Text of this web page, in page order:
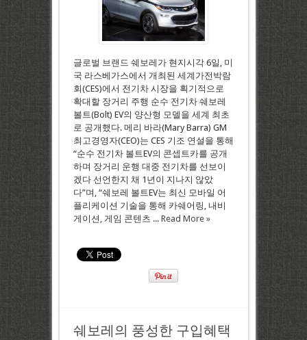
글로벌 브랜드 쉐보레가 현지시각 6일, 미
국 라스베가스에서 개최된 세계가전박람
회(CES)에서 전기차 시장을 획기적으로
확대할 장거리 주행 순수 전기차 쉐보레
볼트(Bolt) EV의 양산형 모델을 세계 최초
로 공개했다. 메리 바라(Mary Barra) GM
최고경영자(CEO)는 CES 기조 연설을 통해
“순수 전기차 볼트EV의 콘셉트카를 공개
하며 장거리 운행 대중 전기차를 선보이
겠다 선언한지 채 1년이 지나지 않았
다”며, “쉐보레 볼트EV는 최신 모바일 어
플리케이션 기술을 통해 카쉐어링, 내비
게이션, 게임 콘텐츠 ... Read More »
쉐보레의 풍성한 구입혜택